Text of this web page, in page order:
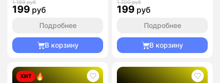
1 199 руб
199 руб
Подробнее
В корзину
1 200 руб
199 руб
Подробнее
В корзину
ХИТ